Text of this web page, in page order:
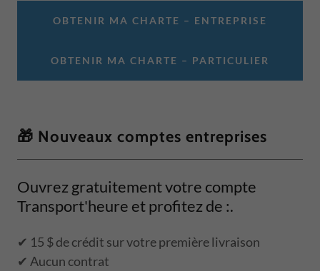
OBTENIR MA CHARTE – ENTREPRISE
OBTENIR MA CHARTE – PARTICULIER
🎁 Nouveaux comptes entreprises
Ouvrez gratuitement votre compte
Transport'heure et profitez de :.
✔ 15 $ de crédit sur votre première livraison
✔ Aucun contrat